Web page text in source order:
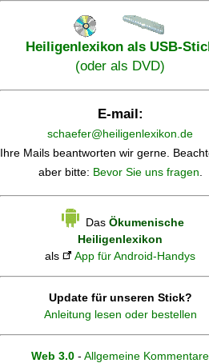
Heiligenlexikon als USB-
(oder als DVD)
E-mail:
schaefer@heiligenlexikon.de
Ihre Mails beantworten wir gerne.
aber bitte: Bevor Sie uns fragen.
Das Ökumenische
Heiligenlexikon
als
App für Android-Handys
Update für unseren Stick?
Anleitung lesen oder bestellen
Web 3.0 - Allgemeine Kommentare